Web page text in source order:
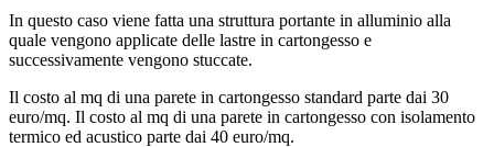
In questo caso viene fatta una struttura portante in alluminio alla
quale vengono applicate delle lastre in cartongesso e
successivamente vengono stuccate.
Il costo al mq di una parete in cartongesso standard parte dai 30
euro/mq. Il costo al mq di una parete in cartongesso con isolamento
termico ed acustico parte dai 40 euro/mq.